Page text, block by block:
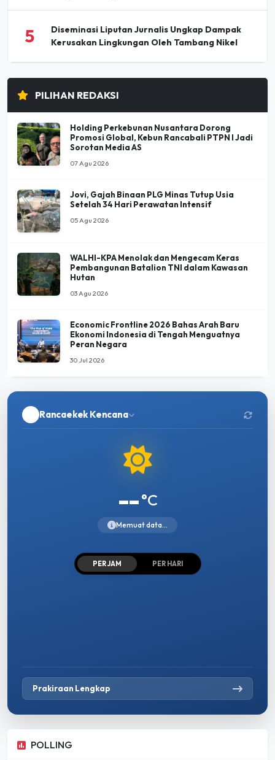
5
Diseminasi Liputan Jurnalis Ungkap Dampak
Kerusakan Lingkungan Oleh Tambang Nikel
PILIHAN REDAKSI
Holding Perkebunan Nusantara Dorong
Promosi Global, Kebun Rancabali PTPN I Jadi
Sorotan Media AS
07 Agu 2026
Jovi, Gajah Binaan PLG Minas Tutup Usia
Setelah 34 Hari Perawatan Intensif
05 Agu 2026
WALHI-KPA Menolak dan Mengecam Keras
Pembangunan Batalion TNI dalam Kawasan
Hutan
03 Agu 2026
Economic Frontline 2026 Bahas Arah Baru
Ekonomi Indonesia di Tengah Menguatnya
Peran Negara
30 Jul 2026
Rancaekek Kencana
--°C
Memuat data...
PER JAM PER HARI
Prakiraan Lengkap
POLLING